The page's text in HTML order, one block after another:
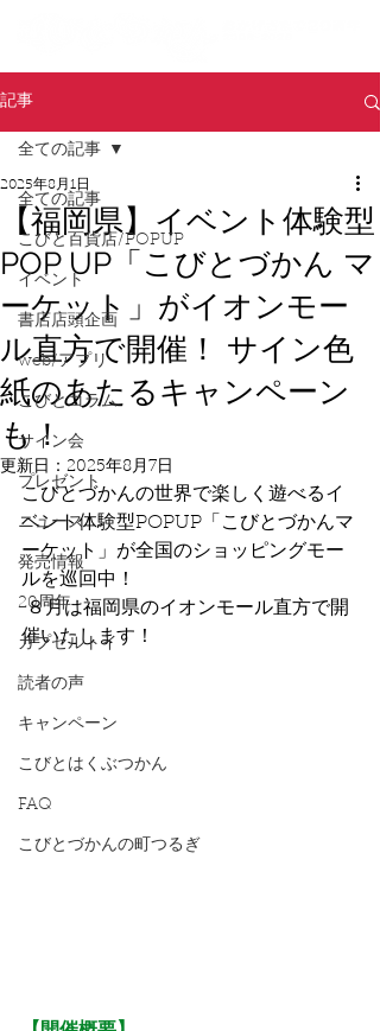
記事
全ての記事
こびと百貨店/POPUP
イベント
書店店頭企画
web/アプリ
こびとコラム
サイン会
プレゼント
ニュース
発売情報
20周年
カプセルトイ
読者の声
キャンペーン
こびとはくぶつかん
FAQ
こびとづかんの町つるぎ
全ての記事
【福岡県】イベント体験型
POP UP「こびとづかん マ
ーケット」がイオンモー
ル直方で開催！ サイン色
紙のあたるキャンペーン
も！
2025年8月1日
更新日： 2025年8月7日
こびとづかんの世界で楽しく遊べるイ
ベント体験型POPUP「こびとづかんマ
ーケット」が全国のショッピングモー
ルを巡回中！
８月は福岡県のイオンモール直方で開
催いたします！